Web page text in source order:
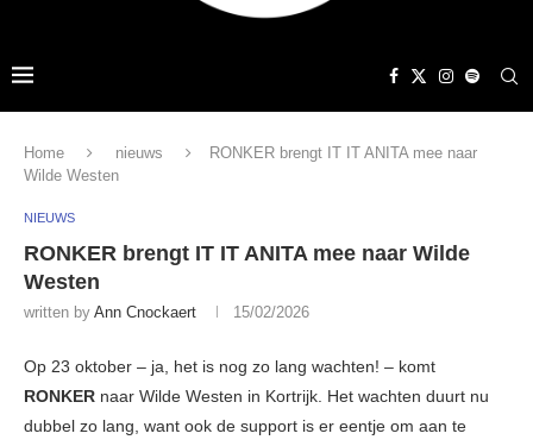
Home nieuws
RONKER brengt IT IT ANITA mee naar
Wilde Westen
NIEUWS
RONKER brengt IT IT ANITA mee naar Wilde
Westen
written by Ann Cnockaert 15/02/2026
Op 23 oktober – ja, het is nog zo lang wachten! – komt
RONKER naar Wilde Westen in Kortrijk. Het wachten duurt nu
dubbel zo lang, want ook de support is er eentje om aan te